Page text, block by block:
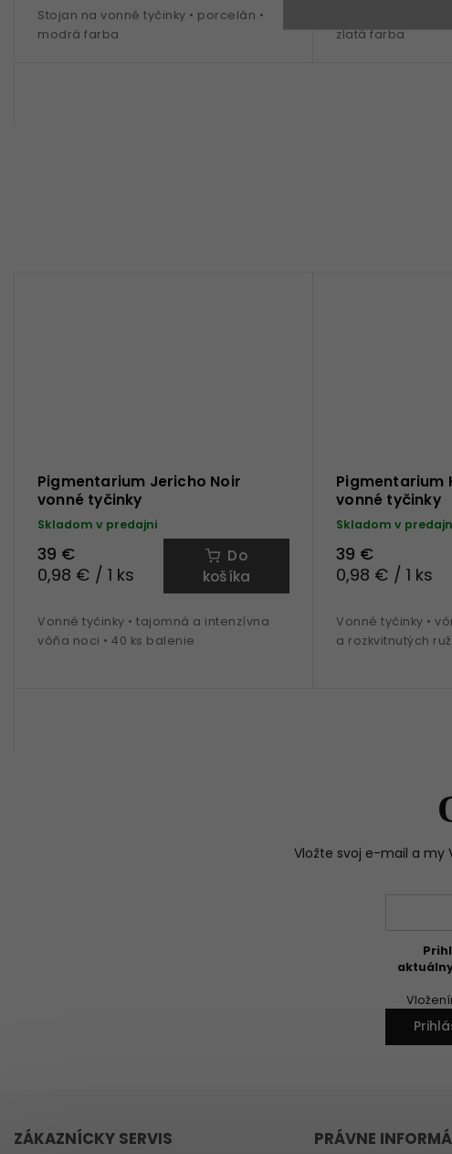
Stojan na vonné tyčinky • porcelán •
modrá farba
zlatá farba
Pigmentarium Jericho Noir
vonné tyčinky
Skladom v predajni
39 €
0,98 € / 1 ks
Do
košíka
Vonné tyčinky • tajomná a intenzívna
vôňa noci • 40 ks balenie
Pigmentarium
vonné tyčinky
Skladom v
39 €
0,98 € / 1 ks
Vonné tyčinky •
a rozkvitnutých
Vložte svoj e-mail a my
ZÁKAZNÍCKY SERVIS PRÁVNE